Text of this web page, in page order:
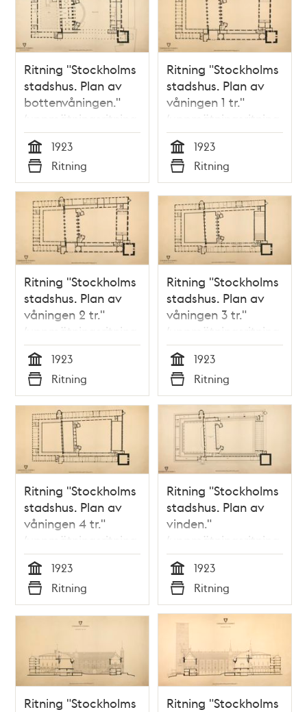
Ritning "Stockholms
stadshus. Plan av
bottenvåningen."
(uppmätningsritning
1923)
Tid
1923
Typ
Ritning
Ritning "Stockholms
stadshus. Plan av
våningen 1 tr."
(uppmätningsritning
1923)
Tid
1923
Typ
Ritning
Ritning "Stockholms
stadshus. Plan av
våningen 2 tr."
(uppmätningsritning
1923)
Tid
1923
Typ
Ritning
Ritning "Stockholms
stadshus. Plan av
våningen 3 tr."
(uppmätningsritning
1923)
Tid
1923
Typ
Ritning
Ritning "Stockholms
stadshus. Plan av
våningen 4 tr."
(uppmätningsritning
1923)
Tid
1923
Typ
Ritning
Ritning "Stockholms
stadshus. Plan av
vinden."
(uppmätningsritning
1923)
Tid
1923
Typ
Ritning
Ritning "Stockholms
Ritning "Stockholms